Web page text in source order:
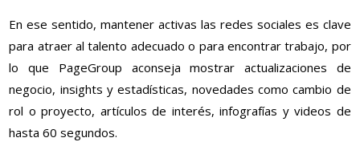
En ese sentido, mantener activas las redes sociales es clave
para atraer al talento adecuado o para encontrar trabajo, por
lo que PageGroup aconseja mostrar actualizaciones de
negocio, insights y estadísticas, novedades como cambio de
rol o proyecto, artículos de interés, infografías y videos de
hasta 60 segundos.